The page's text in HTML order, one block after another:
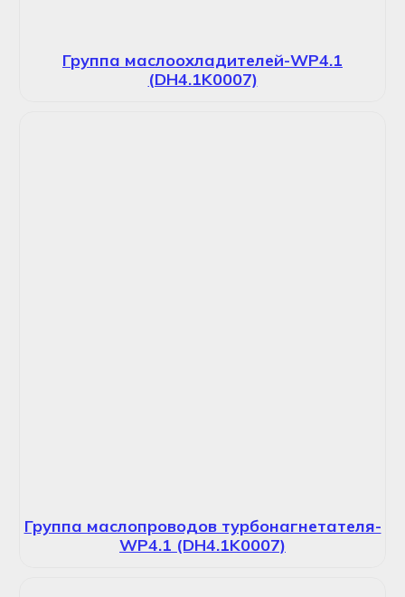
Группа маслоохладителей-WP4.1
(DH4.1K0007)
Группа маслопроводов турбонагнетателя-
WP4.1 (DH4.1K0007)